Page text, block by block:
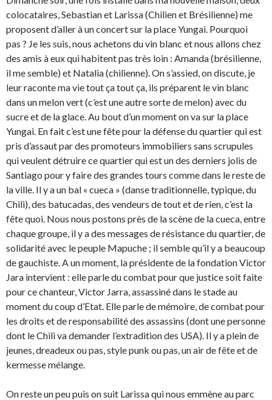
colocataires, Sebastian et Larissa (Chilien et Brésilienne) me
proposent d’aller à un concert sur la place Yungai. Pourquoi
pas ? Je les suis, nous achetons du vin blanc et nous allons chez
des amis à eux qui habitent pas très loin : Amanda (brésilienne,
il me semble) et Natalia (chilienne). On s’assied, on discute, je
leur raconte ma vie tout ça tout ça, ils préparent le vin blanc
dans un melon vert (c’est une autre sorte de melon) avec du
sucre et de la glace. Au bout d’un moment on va sur la place
Yungai. En fait c’est une fête pour la défense du quartier qui est
pris d’assaut par des promoteurs immobiliers sans scrupules
qui veulent détruire ce quartier qui est un des derniers jolis de
Santiago pour y faire des grandes tours comme dans le reste de
la ville. Il y a un bal « cueca » (danse traditionnelle, typique, du
Chili), des batucadas, des vendeurs de tout et de rien, c’est la
fête quoi. Nous nous postons près de la scène de la cueca, entre
chaque groupe, il y a des messages de résistance du quartier, de
solidarité avec le peuple Mapuche ; il semble qu’il y a beaucoup
de gauchiste. A un moment, la présidente de la fondation Victor
Jara intervient : elle parle du combat pour que justice soit faite
pour ce chanteur, Victor Jarra, assassiné dans le stade au
moment du coup d’Etat. Elle parle de mémoire, de combat pour
les droits et de responsabilité des assassins (dont une personne
dont le Chili va demander l’extradition des USA). Il y a plein de
jeunes, dreadeux ou pas, style punk ou pas, un air de fête et de
kermesse mélange.
On reste un peu puis on suit Larissa qui nous emmène au parc